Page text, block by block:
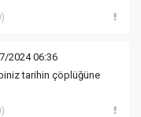
2024 06:36
tarihin çöplüğüne